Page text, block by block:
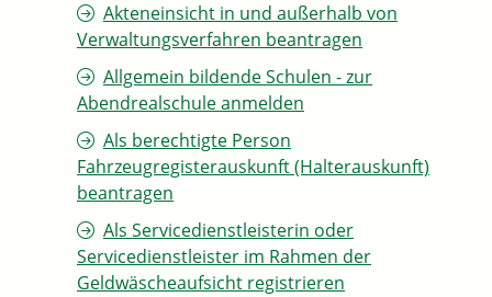
Akteneinsicht in und außerhalb von
Verwaltungsverfahren beantragen
Allgemein bildende Schulen - zur
Abendrealschule anmelden
Als berechtigte Person
Fahrzeugregisterauskunft (Halterauskunft)
beantragen
Als Servicedienstleisterin oder
Servicedienstleister im Rahmen der
Geldwäscheaufsicht registrieren